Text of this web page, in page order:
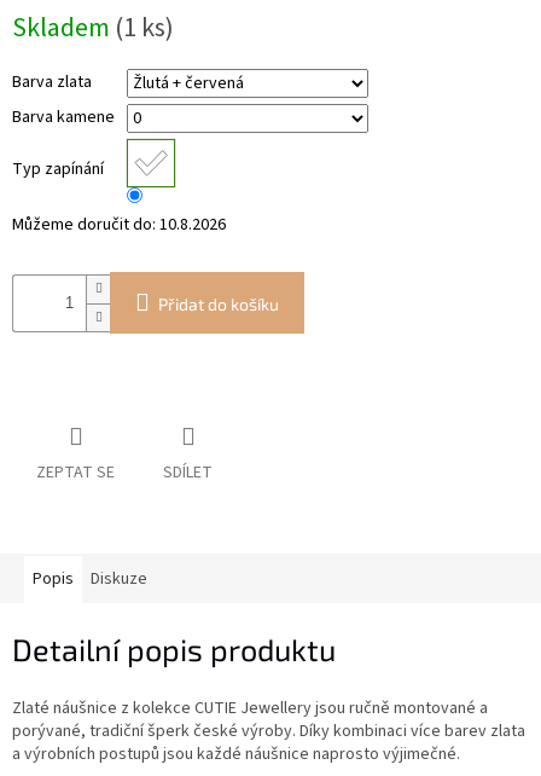
Měna
Přihlášení
cena:
Skladem (1 ks)
Barva zlata
Barva kamene
Typ zapínání
Můžeme doručit do: 10.8.2026
Přidat do košíku
ZEPTAT SE SDÍLET
Popis Diskuze
Detailní popis produktu
Zlaté náušnice z kolekce CUTIE Jewellery jsou ručně montované a
porývané, tradiční šperk české výroby. Díky kombinaci více barev zlata
a výrobních postupů jsou každé náušnice naprosto výjimečné.